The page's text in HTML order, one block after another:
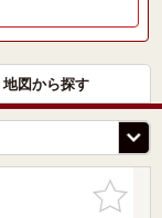
地図から探す
お気に入
りに追加